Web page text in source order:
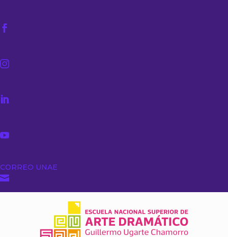




CORREO UNAE
